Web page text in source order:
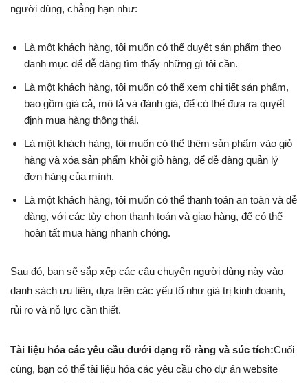
người dùng, chẳng hạn như:
Là một khách hàng, tôi muốn có thể duyệt sản phẩm theo
danh mục để dễ dàng tìm thấy những gì tôi cần.
Là một khách hàng, tôi muốn có thể xem chi tiết sản phẩm,
bao gồm giá cả, mô tả và đánh giá, để có thể đưa ra quyết
định mua hàng thông thái.
Là một khách hàng, tôi muốn có thể thêm sản phẩm vào giỏ
hàng và xóa sản phẩm khỏi giỏ hàng, để dễ dàng quản lý
đơn hàng của mình.
Là một khách hàng, tôi muốn có thể thanh toán an toàn và dễ
dàng, với các tùy chọn thanh toán và giao hàng, để có thể
hoàn tất mua hàng nhanh chóng.
Sau đó, bạn sẽ sắp xếp các câu chuyện người dùng này vào
danh sách ưu tiên, dựa trên các yếu tố như giá trị kinh doanh,
rủi ro và nỗ lực cần thiết.
Tài liệu hóa các yêu cầu dưới dạng rõ ràng và súc tích:Cuối
cùng, bạn có thể tài liệu hóa các yêu cầu cho dự án website